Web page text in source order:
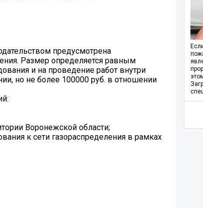
предусмотрена
Размер определяется равным
и на проведение работ внутри
но не более 100000 руб. в отношении
Воронежской области;
к сети газораспределения в рамках